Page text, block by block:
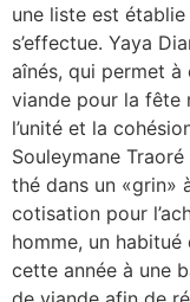
une liste est
s’effectue. Yaya
aînés, qui permet à
viande pour la fête
l’unité et la
Souleymane
thé dans un «grin»
cotisation pour
homme, un
cette année à une